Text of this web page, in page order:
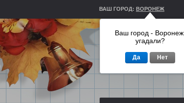
ВАШ ГОРОД: ВОРОНЕЖ
Ваш город - Воронеж,
угадали?
Да Нет